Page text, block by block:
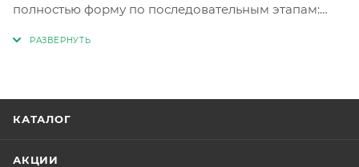
полностью форму по последовательным этапам:
КАТАЛОГ
АКЦИИ